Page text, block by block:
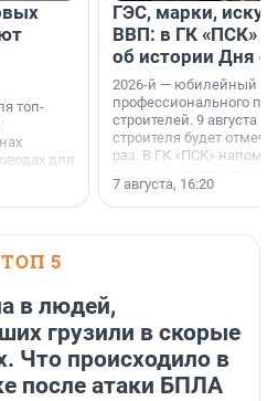
топ-
для
ГЭС, марки,
ВВП: в ГК «ПСК»
об истории Дня
2026-й — юбилейный
профессионального
строителей. 9 августа
строителя будет
раз. В ГК «ПСК»
поменялась роль
7 августа, 16:20
ТОП 5
в людей,
грузили в скорые
Что происходило в
после атаки БПЛА